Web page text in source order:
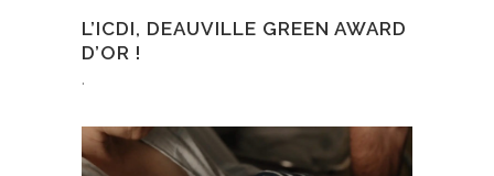
L’ICDI, DEAUVILLE GREEN AWARD
D’OR !
.